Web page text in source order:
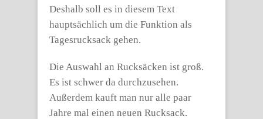
Deshalb soll es in diesem Text
hauptsächlich um die Funktion als
Tagesrucksack gehen.
Die Auswahl an Rucksäcken ist groß.
Es ist schwer da durchzusehen.
Außerdem kauft man nur alle paar
Jahre mal einen neuen Rucksack.